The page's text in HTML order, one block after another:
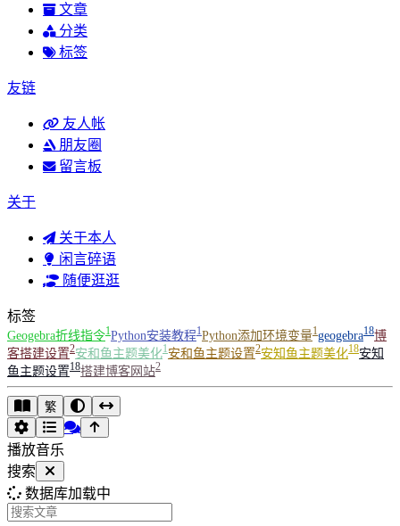
文章
分类
标签
友链
友人帐
朋友圈
留言板
关于
关于本人
闲言碎语
随便逛逛
标签
Geogebra折线指令1Python安装教程1Python添加环境变量1geogebra18博
客搭建设置2安和鱼主题美化1安和鱼主题设置2安知鱼主题美化18安知
鱼主题设置18搭建博客网站2
繁
播放音乐
搜索
数据库加载中